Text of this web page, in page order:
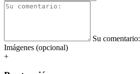
Su comentario:
Imágenes (opcional)
+